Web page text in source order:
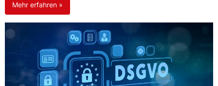
Mehr erfahren »